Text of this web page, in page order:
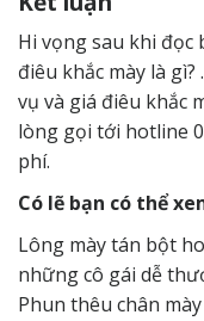
Hi vọng sau khi đọc
điêu khắc mày là
vụ và giá điêu khắc
lòng gọi tới hotline
phí.
Có lẽ bạn có thể
Lông mày tán bột
những cô gái dễ
Phun thêu chân